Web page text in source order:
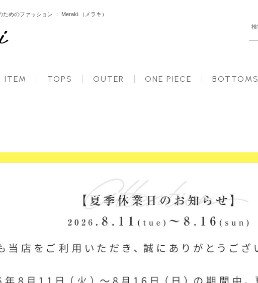
ためのファッション ： Meraki.（メラキ）
ITEM TOPS OUTER ONE PIECE BOTTOMS
ボトムス レディース 秋【m858】【即納：1～2日以内に発送予定（店舗休業日を除く）】【送料無料】メ込